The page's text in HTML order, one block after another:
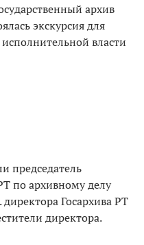
архив
экскурсия для
власти
председатель
по архивному делу
Госархива РТ
директора.